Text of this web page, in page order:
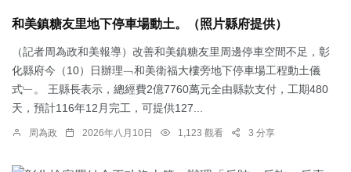
和美鎮糖友里地下停車場動土。（照片縣府提供）
（記者周為政和美報導）改善和美鎮糖友里周邊停車空間不足，彰
化縣府今（10）日辦理﹁和美衛福大樓旁地下停車場工程動土儀
式﹂。 王縣長表示，總經費2億7760萬元全由縣款支付，工期480
天，預計116年12月完工，可提供127...
周為政 2026年八月10日 1,123 觀看 3 分享